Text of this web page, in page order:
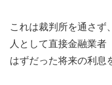
これは裁判所を通さず
人として直接金融業者
はずだった将来の利息